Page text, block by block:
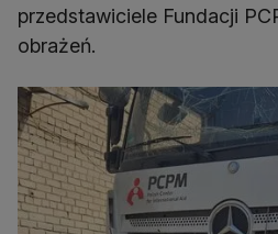
przedstawiciele Fundacji
obrażeń.